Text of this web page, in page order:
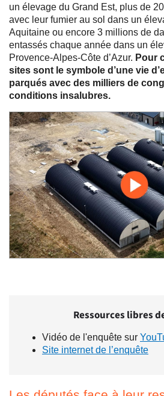
un élevage du Grand Est, plus de
avec leur fumier au sol dans un
Aquitaine ou encore 3 millions de
entassés chaque année dans un
Provence-Alpes-Côte d’Azur. Pour
sites sont le symbole d’une vie
parqués avec des milliers de
conditions insalubres.
Ressources libres
Vidéo de l'enquête sur
Site internet de l’enquête